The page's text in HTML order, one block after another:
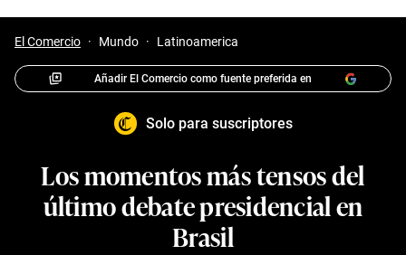
El Comercio · Mundo · Latinoamerica
Añadir El Comercio como fuente preferida en
Solo para suscriptores
Los momentos más tensos del
último debate presidencial en
Brasil